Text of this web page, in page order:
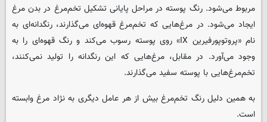
مربوط می‌شود. رنگ پوسته در مراحل پایانی تشکیل تخم‌مرغ در بدن مرغ
ایجاد می‌شود. در مرغ‌هایی که تخم‌مرغ قهوه‌ای می‌گذارند، رنگدانه‌ای به
نام «پروتوپورفیرین IX» روی پوسته رسوب می‌کند و رنگ قهوه‌ای را به
وجود می‌آورد. در مقابل، مرغ‌هایی که این رنگدانه را تولید نمی‌کنند،
تخم‌مرغ‌هایی با پوسته سفید می‌گذارند.
به همین دلیل رنگ تخم‌مرغ بیش از هر عامل دیگری به نژاد مرغ وابسته
است.